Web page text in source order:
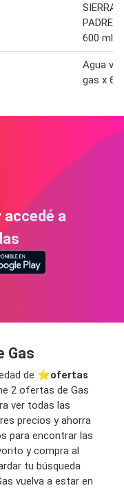
SIERRA
600 ml
Agua
gas x
accedé a
Gas
de ⭐️ofertas
2 ofertas de Gas
ver todas las
precios y ahorra
para encontrar las
y compra al
tu búsqueda
vuelva a estar en